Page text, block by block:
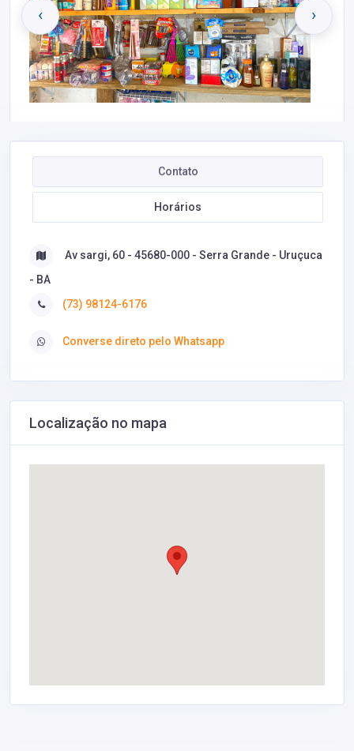
‹ ›
Contato
Horários
Av sargi, 60 - 45680-000 - Serra Grande - Uruçuca
- BA
(73) 98124-6176
Converse direto pelo Whatsapp
Localização no mapa